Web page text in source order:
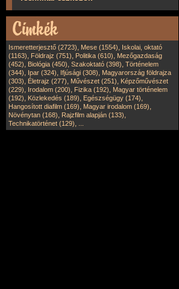
Ismeretterjesztő (2723), Mese (1554), Iskolai, oktató
(1163), Földrajz (751), Politika (610), Mezőgazdaság
(452), Biológia (450), Szakoktató (398), Történelem
(344), Ipar (324), Ifjúsági (308), Magyarország földrajza
(303), Életrajz (277), Művészet (251), Képzőművészet
(229), Irodalom (200), Fizika (192), Magyar történelem
(192), Közlekedés (189), Egészségügy (174),
Hangosított diafilm (169), Magyar irodalom (169),
Növénytan (168), Rajzfilm alapján (133),
Technikatörténet (129),